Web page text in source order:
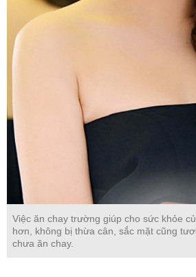
Việc ăn chay trường giúp cho sức khỏe
hơn, không bị thừa cân, sắc mặt cũng
chưa ăn chay.